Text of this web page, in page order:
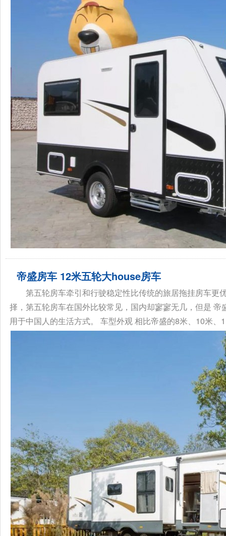
帝盛房车 12米五轮大house房车
第五轮房车牵引和行驶稳定性比传统的旅居拖挂房车
择，第五轮房车在国外比较常见，国内却寥寥无几，但是
用于中国人的生活方式。 车型外观 相比帝盛的8米、10米、